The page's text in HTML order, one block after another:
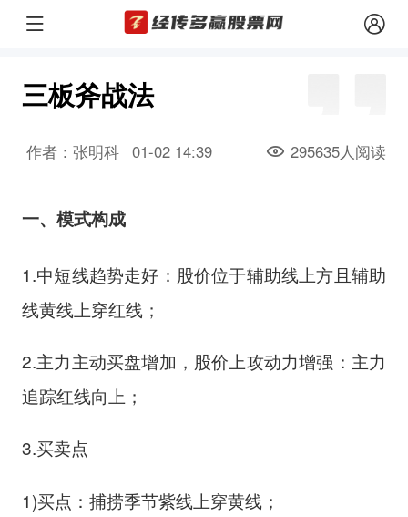
三板斧战法
作者：张明科 01-02 14:39 295635人阅读
一、模式构成
1.中短线趋势走好：股价位于辅助线上方且辅助
线黄线上穿红线；
2.主力主动买盘增加，股价上攻动力增强：主力
追踪红线向上；
3.买卖点
1)买点：捕捞季节紫线上穿黄线；